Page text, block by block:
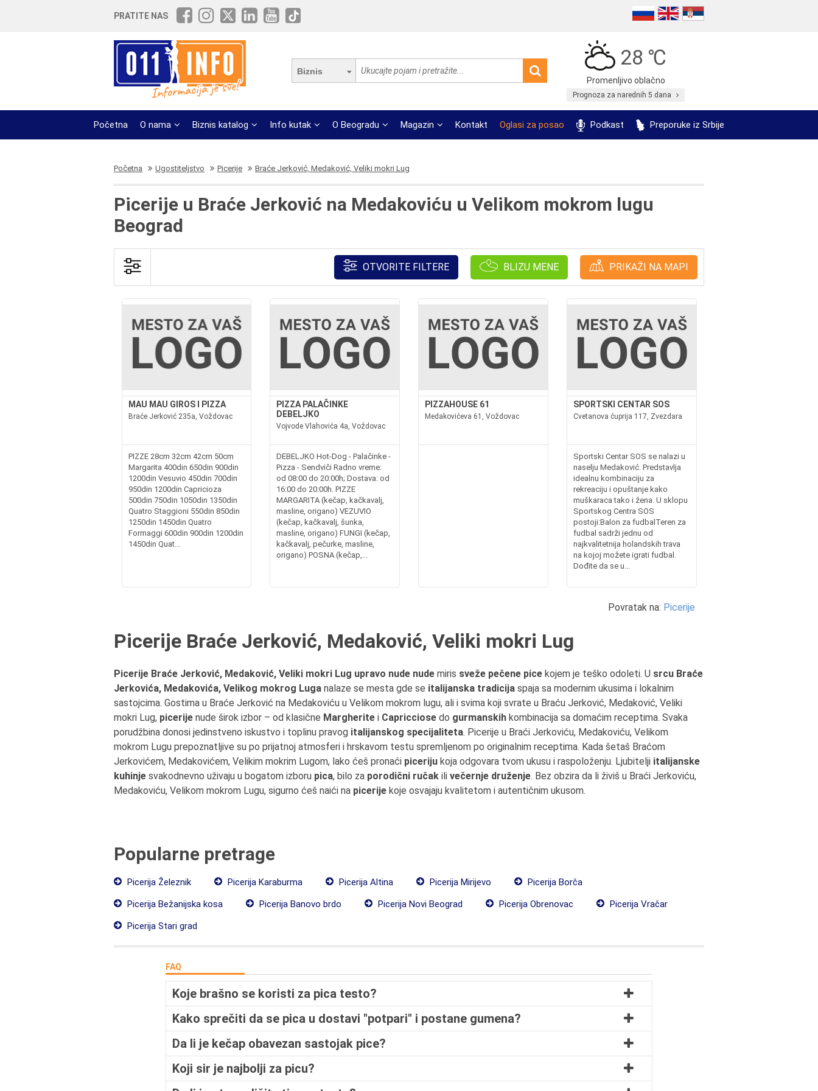
PRATITE NAS
Biznis
28 ℃
Promenljivo oblačno
Prognoza za narednih 5 dana
Početna O nama Biznis katalog Info kutak O Beogradu Magazin Kontakt Oglasi za posao Podkast Preporuke iz Srbije
Početna Ugostiteljstvo Picerije Braće Jerković, Medaković, Veliki mokri Lug
Picerije u Braće Jerković na Medakoviću u Velikom mokrom lugu
Beograd
OTVORITE FILTERE BLIZU MENE PRIKAŽI NA MAPI
MAU MAU GIROS I PIZZA
Braće Jerković 235a, Voždovac
PIZZE 28cm 32cm 42cm 50cm
Margarita 400din 650din 900din
1200din Vesuvio 450din 700din
950din 1200din Capricioza
500din 750din 1050din 1350din
Quatro Staggioni 550din 850din
1250din 1450din Quatro
Formaggi 600din 900din 1200din
1450din Quat...
PIZZA PALAČINKE
DEBELJKO
Vojvode Vlahovića 4a, Voždovac
DEBELJKO Hot-Dog - Palačinke -
Pizza - Sendviči Radno vreme:
od 08:00 do 20:00h; Dostava: od
16:00 do 20:00h. PIZZE
MARGARITA (kečap, kačkavalj,
masline, origano) VEZUVIO
(kečap, kačkavalj, šunka,
masline, origano) FUNGI (kečap,
kačkavalj, pečurke, masline,
origano) POSNA (kečap,...
PIZZAHOUSE 61
Medakovićeva 61, Voždovac
SPORTSKI CENTAR SOS
Cvetanova ćuprija 117, Zvezdara
Sportski Centar SOS se nalazi u
naselju Medaković. Predstavlja
idealnu kombinaciju za
rekreaciju i opuštanje kako
muškaraca tako i žena. U sklopu
Sportskog Centra SOS
postoji:Balon za fudbalTeren za
fudbal sadrži jednu od
najkvalitetnija holandskih trava
na kojoj možete igrati fudbal.
Dođite da se u...
Povratak na: Picerije
Picerije Braće Jerković, Medaković, Veliki mokri Lug
Picerije Braće Jerković, Medaković, Veliki mokri Lug upravo nude nude miris sveže pečene pice kojem je teško odoleti. U srcu Braće
Jerkovića, Medakovića, Velikog mokrog Luga nalaze se mesta gde se italijanska tradicija spaja sa modernim ukusima i lokalnim
sastojcima. Gostima u Braće Jerković na Medakoviću u Velikom mokrom lugu, ali i svima koji svrate u Braću Jerković, Medaković, Veliki
mokri Lug, picerije nude širok izbor – od klasične Margherite i Capricciose do gurmanskih kombinacija sa domaćim receptima. Svaka
porudžbina donosi jedinstveno iskustvo i toplinu pravog italijanskog specijaliteta. Picerije u Braći Jerkoviću, Medakoviću, Velikom
mokrom Lugu prepoznatljive su po prijatnoj atmosferi i hrskavom testu spremljenom po originalnim receptima. Kada šetaš Braćom
Jerkovićem, Medakovićem, Velikim mokrim Lugom, lako ćeš pronaći piceriju koja odgovara tvom ukusu i raspoloženju. Ljubitelji italijanske
kuhinje svakodnevno uživaju u bogatom izboru pica, bilo za porodični ručak ili večernje druženje. Bez obzira da li živiš u Braći Jerkoviću,
Medakoviću, Velikom mokrom Lugu, sigurno ćeš naići na picerije koje osvajaju kvalitetom i autentičnim ukusom.
Popularne pretrage
Picerija Železnik Picerija Karaburma Picerija Altina Picerija Mirijevo
Picerija Borča
Picerija Bežanijska kosa
Picerija Banovo brdo Picerija Novi Beograd Picerija Obrenovac
Picerija Vračar
Picerija Stari grad
FAQ
Koje brašno se koristi za pica testo?
Kako sprečiti da se pica u dostavi "potpari" i postane gumena?
Da li je kečap obavezan sastojak pice?
Koji sir je najbolji za picu?